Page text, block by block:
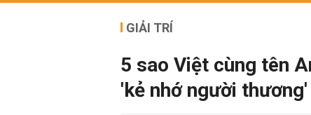
GIẢI TRÍ
5 sao Việt cùng tên
'kẻ nhớ người thương'